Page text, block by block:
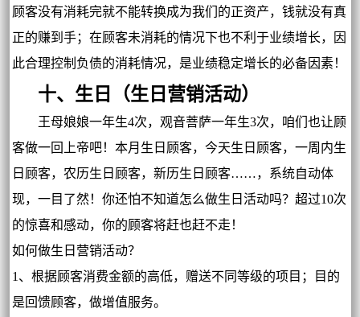
顾客没有消耗完就不能转换成为我们的正资产，钱就没有真
正的赚到手；在顾客未消耗的情况下也不利于业绩增长，因
此合理控制负债的消耗情况，是业绩稳定增长的必备因素！
十、生日（生日营销活动）
王母娘娘一年生4次，观音菩萨一年生3次，咱们也让顾
客做一回上帝吧！本月生日顾客，今天生日顾客，一周内生
日顾客，农历生日顾客，新历生日顾客……，系统自动体
现，一目了然！你还怕不知道怎么做生日活动吗？超过10次
的惊喜和感动，你的顾客将赶也赶不走！
如何做生日营销活动？
1、根据顾客消费金额的高低，赠送不同等级的项目；目的
是回馈顾客，做增值服务。